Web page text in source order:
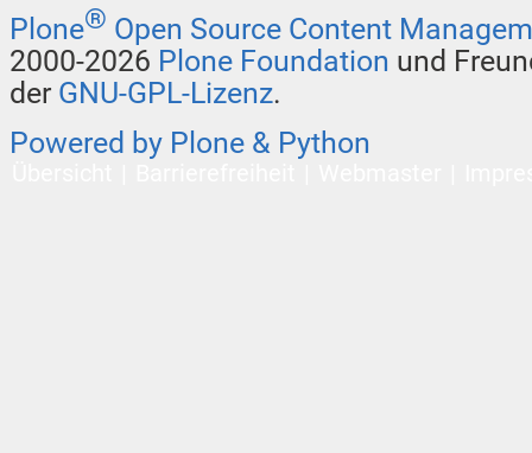
Plone® Open Source Content
2000-2026 Plone Foundation und
der GNU-GPL-Lizenz.
Powered by Plone & Python